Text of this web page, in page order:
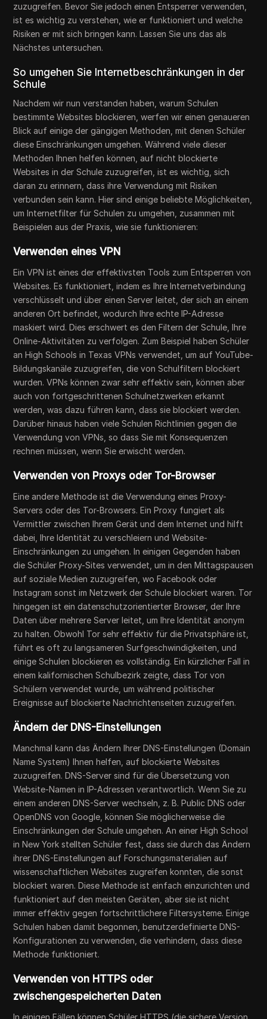
zuzugreifen. Bevor Sie jedoch einen Entsperrer verwenden,
ist es wichtig zu verstehen, wie er funktioniert und welche
Risiken er mit sich bringen kann. Lassen Sie uns das als
Nächstes untersuchen.
So umgehen Sie Internetbeschränkungen in der
Schule
Nachdem wir nun verstanden haben, warum Schulen
bestimmte Websites blockieren, werfen wir einen genaueren
Blick auf einige der gängigen Methoden, mit denen Schüler
diese Einschränkungen umgehen. Während viele dieser
Methoden Ihnen helfen können, auf nicht blockierte
Websites in der Schule zuzugreifen, ist es wichtig, sich
daran zu erinnern, dass ihre Verwendung mit Risiken
verbunden sein kann. Hier sind einige beliebte Möglichkeiten,
um Internetfilter für Schulen zu umgehen, zusammen mit
Beispielen aus der Praxis, wie sie funktionieren:
Verwenden eines VPN
Ein VPN ist eines der effektivsten Tools zum Entsperren von
Websites. Es funktioniert, indem es Ihre Internetverbindung
verschlüsselt und über einen Server leitet, der sich an einem
anderen Ort befindet, wodurch Ihre echte IP-Adresse
maskiert wird. Dies erschwert es den Filtern der Schule, Ihre
Online-Aktivitäten zu verfolgen. Zum Beispiel haben Schüler
an High Schools in Texas VPNs verwendet, um auf YouTube-
Bildungskanäle zuzugreifen, die von Schulfiltern blockiert
wurden. VPNs können zwar sehr effektiv sein, können aber
auch von fortgeschrittenen Schulnetzwerken erkannt
werden, was dazu führen kann, dass sie blockiert werden.
Darüber hinaus haben viele Schulen Richtlinien gegen die
Verwendung von VPNs, so dass Sie mit Konsequenzen
rechnen müssen, wenn Sie erwischt werden.
Verwenden von Proxys oder Tor-Browser
Eine andere Methode ist die Verwendung eines Proxy-
Servers oder des Tor-Browsers. Ein Proxy fungiert als
Vermittler zwischen Ihrem Gerät und dem Internet und hilft
dabei, Ihre Identität zu verschleiern und Website-
Einschränkungen zu umgehen. In einigen Gegenden haben
die Schüler Proxy-Sites verwendet, um in den Mittagspausen
auf soziale Medien zuzugreifen, wo Facebook oder
Instagram sonst im Netzwerk der Schule blockiert waren. Tor
hingegen ist ein datenschutzorientierter Browser, der Ihre
Daten über mehrere Server leitet, um Ihre Identität anonym
zu halten. Obwohl Tor sehr effektiv für die Privatsphäre ist,
führt es oft zu langsameren Surfgeschwindigkeiten, und
einige Schulen blockieren es vollständig. Ein kürzlicher Fall in
einem kalifornischen Schulbezirk zeigte, dass Tor von
Schülern verwendet wurde, um während politischer
Ereignisse auf blockierte Nachrichtenseiten zuzugreifen.
Ändern der DNS-Einstellungen
Manchmal kann das Ändern Ihrer DNS-Einstellungen (Domain
Name System) Ihnen helfen, auf blockierte Websites
zuzugreifen. DNS-Server sind für die Übersetzung von
Website-Namen in IP-Adressen verantwortlich. Wenn Sie zu
einem anderen DNS-Server wechseln, z. B. Public DNS oder
OpenDNS von Google, können Sie möglicherweise die
Einschränkungen der Schule umgehen. An einer High School
in New York stellten Schüler fest, dass sie durch das Ändern
ihrer DNS-Einstellungen auf Forschungsmaterialien auf
wissenschaftlichen Websites zugreifen konnten, die sonst
blockiert waren. Diese Methode ist einfach einzurichten und
funktioniert auf den meisten Geräten, aber sie ist nicht
immer effektiv gegen fortschrittlichere Filtersysteme. Einige
Schulen haben damit begonnen, benutzerdefinierte DNS-
Konfigurationen zu verwenden, die verhindern, dass diese
Methode funktioniert.
Verwenden von HTTPS oder
zwischengespeicherten Daten
In einigen Fällen können Schüler HTTPS (die sichere Version